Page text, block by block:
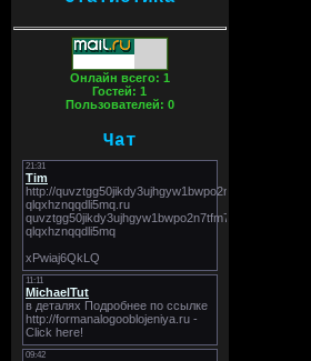
Онлайн всего: 1
Гостей:1
Пользователей: 0
Чат